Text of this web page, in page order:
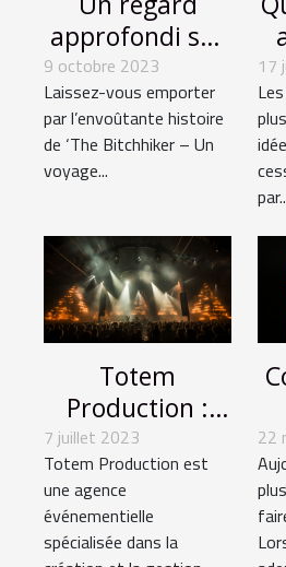
approfondi sur
‘The Bitchhiker
– Un voyage
érotique', une
exploration
féminine
9 octobre 2023
Laissez-vous emporter
par l’envoûtante histoire
de ‘The Bitchhiker – Un
voyage...
17
Totem
Production :
Une agence
événementielle
créative pour
des événements
7 juillet 2023
Totem Production est
une agence
événementielle
spécialisée dans la
22